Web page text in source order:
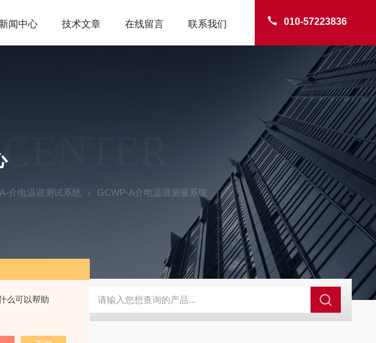
么可以帮助
010-57223836
新闻中心 技术文章 在线留言 联系我们
介电温谱测试系统 GCWP-A介电温谱测量系统
压击穿试验仪-微机控制 GCDDJ-50Kv绝缘材料电压击穿强度试验机 GCDDJ-100Kv